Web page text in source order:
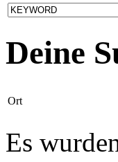
Deine
Ort
Es